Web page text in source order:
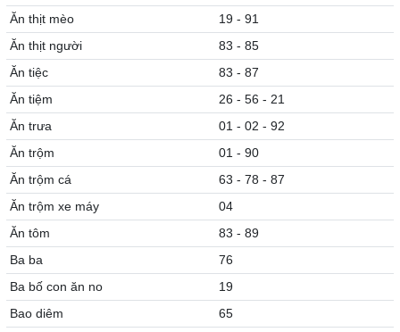
Ăn thịt mèo
19 - 91
Ăn thịt người
83 - 85
Ăn tiệc
83 - 87
Ăn tiệm
26 - 56 - 21
Ăn trưa
01 - 02 - 92
Ăn trộm
01 - 90
Ăn trộm cá
63 - 78 - 87
Ăn trộm xe máy
04
Ăn tôm
83 - 89
Ba ba
76
Ba bố con ăn no
19
Bao diêm
65